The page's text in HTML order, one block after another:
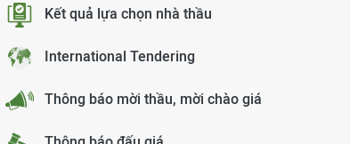
Kết quả lựa chọn nhà thầu
International Tendering
Thông báo mời thầu, mời chào giá